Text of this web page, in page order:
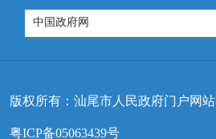
中国政府网
版权所有：汕尾市人民政府门户网站
粤ICP备05063439号